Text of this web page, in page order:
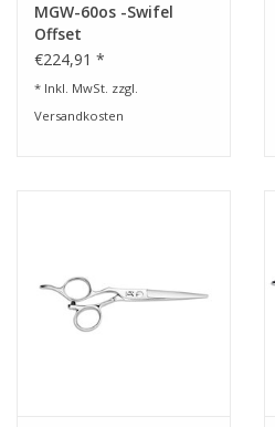
MGW-60os -Swifel
Offset
€224,91 *
* Inkl. MwSt. zzgl.
Versandkosten